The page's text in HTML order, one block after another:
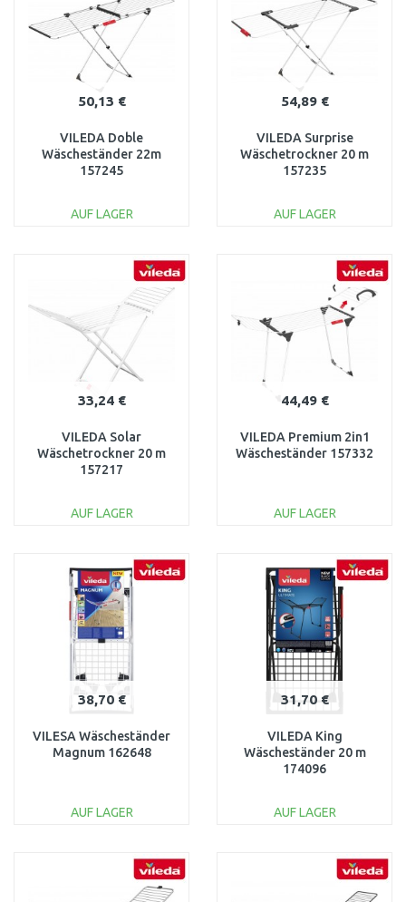
50,13 €
VILEDA Doble
Wäscheständer 22m
157245
AUF LAGER
WARENKORB
Vergleichen
54,89 €
VILEDA Surprise
Wäschetrockner 20 m
157235
AUF LAGER
WARENKORB
Vergleichen
33,24 €
VILEDA Solar
Wäschetrockner 20 m
157217
AUF LAGER
WARENKORB
Vergleichen
44,49 €
VILEDA Premium 2in1
Wäscheständer 157332
AUF LAGER
WARENKORB
Vergleichen
38,70 €
VILESA Wäscheständer
Magnum 162648
AUF LAGER
WARENKORB
Vergleichen
31,70 €
VILEDA King
Wäscheständer 20 m
174096
AUF LAGER
WARENKORB